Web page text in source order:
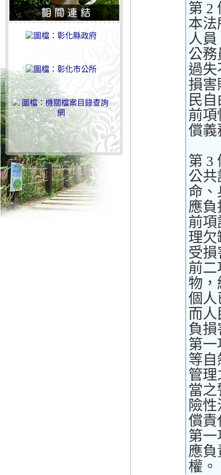
第 2
本法
人員
公務
過失
損害
民
前項
償義
第 3
公共
命、
應負
前項
理欠
受
前二
物，
個人
而
負損
第一
等自
管理
當
險
償責
第一
應負
權。